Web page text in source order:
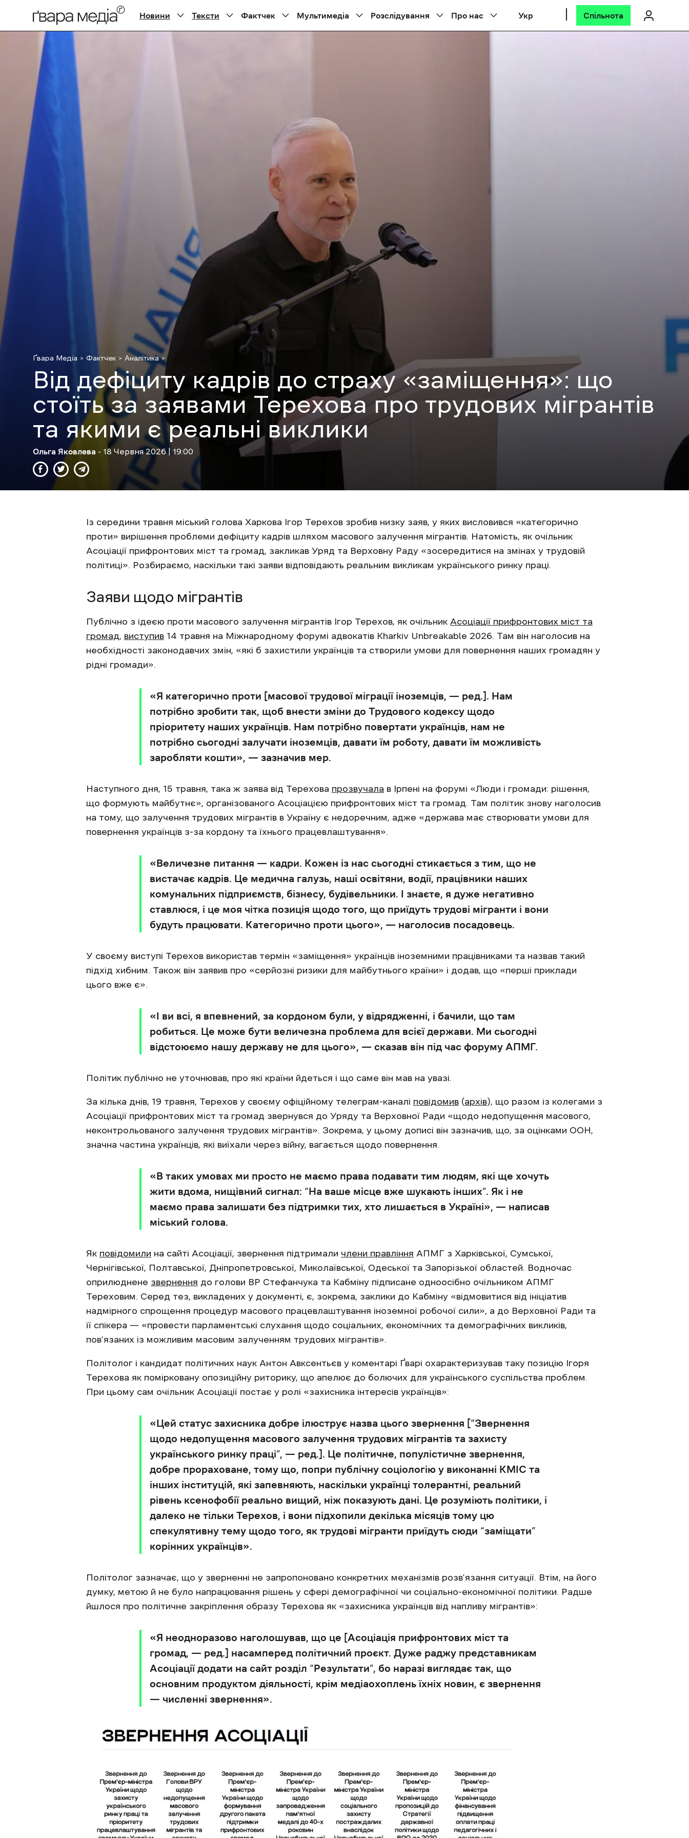
Новини Тексти Фактчек Мультимедіа Розслідування Про нас Укр Спільнота
Ґвара Медіа Фактчек Аналітика
Від дефіциту кадрів до страху «заміщення»: що
стоїть за заявами Терехова про трудових мігрантів
та якими є реальні виклики
Ольга Яковлева - 18 Червня 2026 | 19:00
Із середини травня міський голова Харкова Ігор Терехов зробив низку заяв, у яких висловився «категорично
проти» вирішення проблеми дефіциту кадрів шляхом масового залучення мігрантів. Натомість, як очільник
Асоціації прифронтових міст та громад, закликав Уряд та Верховну Раду «зосередитися на змінах у трудовій
політиці». Розбираємо, наскільки такі заяви відповідають реальним викликам українського ринку праці.
Заяви щодо мігрантів
Публічно з ідеєю проти масового залучення мігрантів Ігор Терехов, як очільник Асоціації прифронтових міст та
громад, виступив 14 травня на Міжнародному форумі адвокатів Kharkiv Unbreakable 2026. Там він наголосив на
необхідності законодавчих змін, «які б захистили українців та створили умови для повернення наших громадян у
рідні громади».
«Я категорично проти [масової трудової міграції іноземців, — ред.]. Нам
потрібно зробити так, щоб внести зміни до Трудового кодексу щодо
пріоритету наших українців. Нам потрібно повертати українців, нам не
потрібно сьогодні залучати іноземців, давати їм роботу, давати їм можливість
заробляти кошти», — зазначив мер.
Наступного дня, 15 травня, така ж заява від Терехова прозвучала в Ірпені на форумі «Люди і громади: рішення,
що формують майбутнє», організованого Асоціацією прифронтових міст та громад. Там політик знову наголосив
на тому, що залучення трудових мігрантів в Україну є недоречним, адже «держава має створювати умови для
повернення українців з-за кордону та їхнього працевлаштування».
«Величезне питання — кадри. Кожен із нас сьогодні стикається з тим, що не
вистачає кадрів. Це медична галузь, наші освітяни, водії, працівники наших
комунальних підприємств, бізнесу, будівельники. І знаєте, я дуже негативно
ставлюся, і це моя чітка позиція щодо того, що приїдуть трудові мігранти і вони
будуть працювати. Категорично проти цього», — наголосив посадовець.
У своєму виступі Терехов використав термін «заміщення» українців іноземними працівниками та назвав такий
підхід хибним. Також він заявив про «серйозні ризики для майбутнього країни» і додав, що «перші приклади
цього вже є».
«І ви всі, я впевнений, за кордоном були, у відрядженні, і бачили, що там
робиться. Це може бути величезна проблема для всієї держави. Ми сьогодні
відстоюємо нашу державу не для цього», — сказав він під час форуму АПМГ.
Політик публічно не уточнював, про які країни йдеться і що саме він мав на увазі.
За кілька днів, 19 травня, Терехов у своєму офіційному телеграм-каналі повідомив (архів), що разом із колегами з
Асоціації прифронтових міст та громад звернувся до Уряду та Верховної Ради «щодо недопущення масового,
неконтрольованого залучення трудових мігрантів». Зокрема, у цьому дописі він зазначив, що, за оцінками ООН,
значна частина українців, які виїхали через війну, вагається щодо повернення.
«В таких умовах ми просто не маємо права подавати тим людям, які ще хочуть
жити вдома, нищівний сигнал: “На ваше місце вже шукають інших”. Як і не
маємо права залишати без підтримки тих, хто лишається в Україні», — написав
міський голова.
Як повідомили на сайті Асоціації, звернення підтримали члени правління АПМГ з Харківської, Сумської,
Чернігівської, Полтавської, Дніпропетровської, Миколаївської, Одеської та Запорізької областей. Водночас
оприлюднене звернення до голови ВР Стефанчука та Кабміну підписане одноосібно очільником АПМГ
Тереховим. Серед тез, викладених у документі, є, зокрема, заклики до Кабміну «відмовитися від ініціатив
надмірного спрощення процедур масового працевлаштування іноземної робочої сили», а до Верховної Ради та
її спікера — «провести парламентські слухання щодо соціальних, економічних та демографічних викликів,
пов’язаних із можливим масовим залученням трудових мігрантів».
Політолог і кандидат політичних наук Антон Авксентьєв у коментарі Ґварі охарактеризував таку позицію Ігоря
Терехова як помірковану опозиційну риторику, що апелює до болючих для українського суспільства проблем.
При цьому сам очільник Асоціації постає у ролі «захисника інтересів українців»:
«Цей статус захисника добре ілюструє назва цього звернення [“Звернення
щодо недопущення масового залучення трудових мігрантів та захисту
українського ринку праці”, — ред.]. Це політичне, популістичне звернення,
добре прораховане, тому що, попри публічну соціологію у виконанні КМІС та
інших інституцій, які запевняють, наскільки українці толерантні, реальний
рівень ксенофобії реально вищий, ніж показують дані. Це розуміють політики, і
далеко не тільки Терехов, і вони підхопили декілька місяців тому цю
спекулятивну тему щодо того, як трудові мігранти приїдуть сюди “заміщати”
корінних українців».
Політолог зазначає, що у зверненні не запропоновано конкретних механізмів розв’язання ситуації. Втім, на його
думку, метою й не було напрацювання рішень у сфері демографічної чи соціально-економічної політики. Радше
йшлося про політичне закріплення образу Терехова як «захисника українців від напливу мігрантів»:
«Я неодноразово наголошував, що це [Асоціація прифронтових міст та
громад, — ред.] насамперед політичний проєкт. Дуже раджу представникам
Асоціації додати на сайт розділ “Результати”, бо наразі виглядає так, що
основним продуктом діяльності, крім медіаохоплень їхніх новин, є звернення
— численні звернення».